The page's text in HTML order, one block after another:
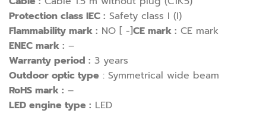
Protection class IEC : Safety class I (I)
Flammability mark : NO [ -]CE mark : CE mark
ENEC mark : –
Warranty period : 3 years
Outdoor optic type : Symmetrical wide beam
RoHS mark : –
LED engine type : LED